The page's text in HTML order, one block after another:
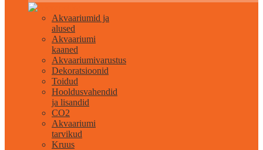
Akvaariumid ja
alused
Akvaariumi
kaaned
Akvaariumivarustus
Dekoratsioonid
Toidud
Hooldusvahendid
ja lisandid
CO2
Akvaariumi
tarvikud
Kruus